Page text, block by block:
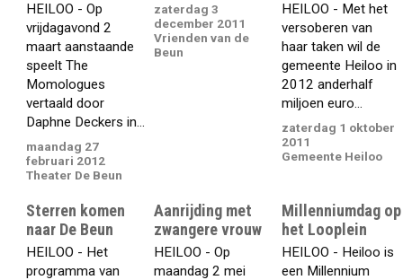
HEILOO - Op
vrijdagavond 2
maart aanstaande
speelt The
Momologues
vertaald door
Daphne Deckers in...
maandag 27
februari 2012
Theater De Beun
zaterdag 3
december 2011
Vrienden van de
Beun
HEILOO - Met het
versoberen van
haar taken wil de
gemeente Heiloo in
2012 anderhalf
miljoen euro...
zaterdag 1 oktober
2011
Gemeente Heiloo
Sterren komen
naar De Beun
HEILOO - Het
programma van
Aanrijding met
zwangere vrouw
HEILOO - Op
maandag 2 mei
Millenniumdag op
het Looplein
HEILOO - Heiloo is
een Millennium